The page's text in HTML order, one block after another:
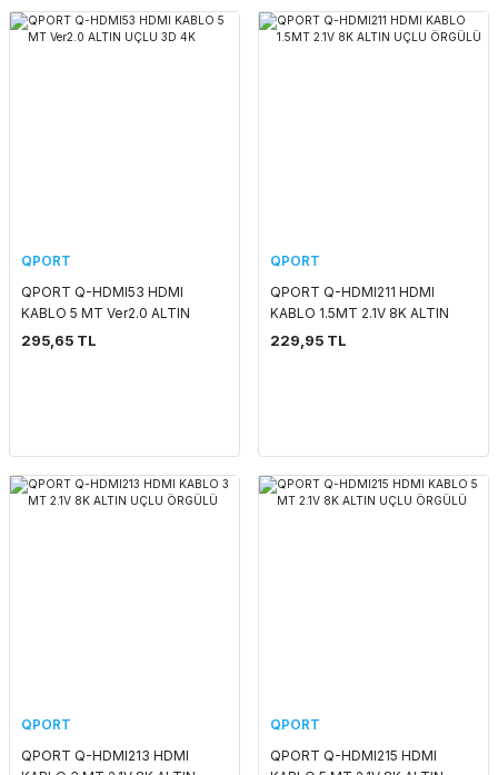
QPORT
QPORT Q-HDMI53 HDMI
KABLO 5 MT Ver2.0 ALTIN
UÇLU 3D 4K
295,65 TL
QPORT
QPORT Q-HDMI211 HDMI
KABLO 1.5MT 2.1V 8K ALTIN
UÇLU ÖRGÜLÜ
229,95 TL
QPORT
QPORT Q-HDMI213 HDMI
QPORT
QPORT Q-HDMI215 HDMI